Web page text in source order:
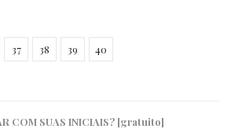
37 38 39 40
COM SUAS INICIAIS? [gratuito]